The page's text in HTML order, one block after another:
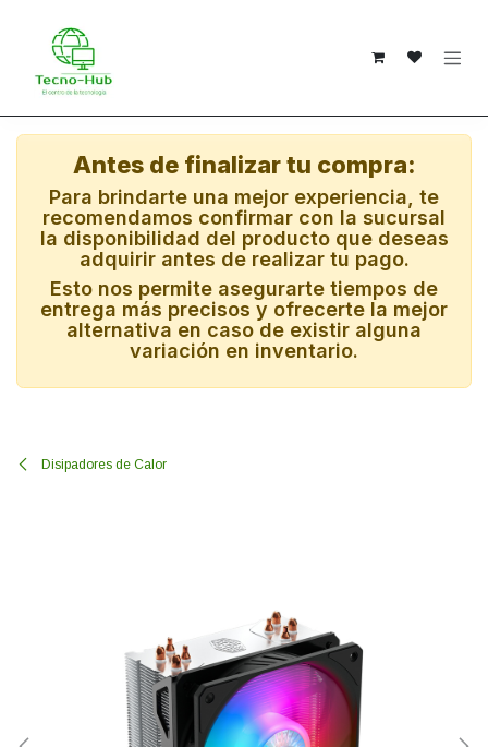
Antes de finalizar tu compra:
Para brindarte una mejor experiencia, te
recomendamos confirmar con la sucursal
la disponibilidad del producto que deseas
adquirir antes de realizar tu pago.
Esto nos permite asegurarte tiempos de
entrega más precisos y ofrecerte la mejor
alternativa en caso de existir alguna
variación en inventario.
Disipadores de Calor